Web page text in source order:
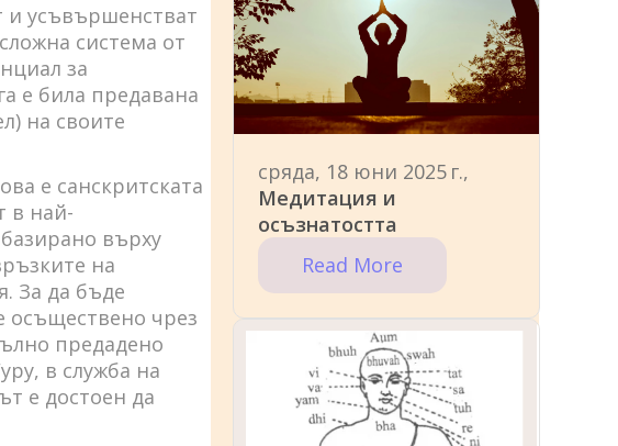
и усъвършенстват
система от
за
е била предавана
на своите
е санскритската
в най-
върху
на
За да бъде
осъществено чрез
предадено
в служба на
е достоен да
сряда, 18 юни 2025 г.,
Медитация и
осъзнатостта
Read More